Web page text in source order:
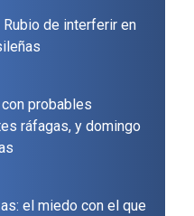
Rubio de interferir en
probables
ráfagas, y domingo
el miedo con el que